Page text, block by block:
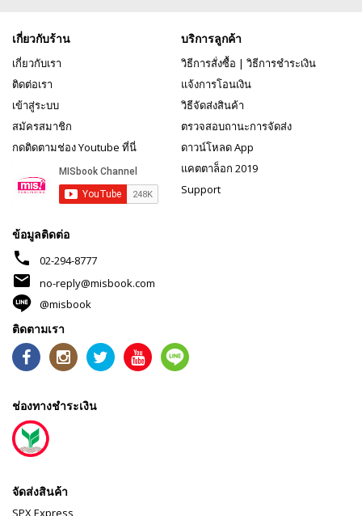
เกี่ยวกับร้าน
เกี่ยวกับเรา
ติดต่อเรา
เข้าสู่ระบบ
สมัครสมาชิก
กดติดตามช่อง Youtube ที่นี่
บริการลูกค้า
วิธีการสั่งซื้อ | วิธีการชำระเงิน
แจ้งการโอนเงิน
วิธีจัดส่งสินค้า
ตรวจสอบถานะการจัดส่ง
ดาวน์โหลด App
แคตตาล็อก 2019
Support
ข้อมูลติดต่อ
phone 02-294-8777
mail
no-reply@misbook.com
@misbook
ติดตามเรา
ช่องทางชำระเงิน
จัดส่งสินค้า
SPX Express